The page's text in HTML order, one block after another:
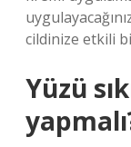
cildinize etkili
Yüzü